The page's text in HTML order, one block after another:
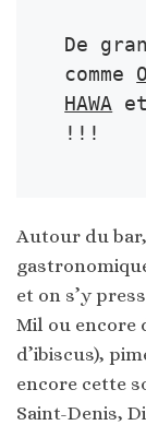
De
comme
HAWA
!!!
Autour du
et on s’y
Mil ou encore
d’ibiscus),
encore cette
Saint-Denis,